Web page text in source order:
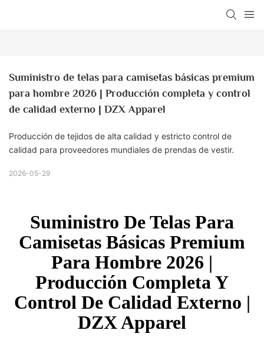
Suministro de telas para camisetas básicas premium
para hombre 2026 | Producción completa y control
de calidad externo | DZX Apparel
Producción de tejidos de alta calidad y estricto control de
calidad para proveedores mundiales de prendas de vestir.
2026-05-29
Suministro De Telas Para
Camisetas Básicas Premium
Para Hombre 2026 |
Producción Completa Y
Control De Calidad Externo |
DZX Apparel